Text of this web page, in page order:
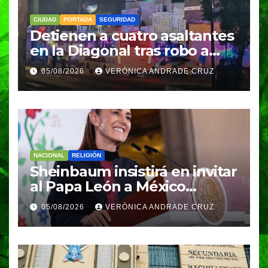
CIUDAD PORTADA SEGURIDAD
Detienen a cuatro asaltantes
en la Diagonal tras robo a
Coppel en el Centro de
Puebla; recuperan celulares
y aseguran un arma
05/08/2026 VERÓNICA ANDRADE CRUZ
NACIONAL RELIGIÓN
Sheinbaum insistirá en invitar
al Papa León a México
durante su próxima gira por
América Latina
05/08/2026 VERÓNICA ANDRADE CRUZ